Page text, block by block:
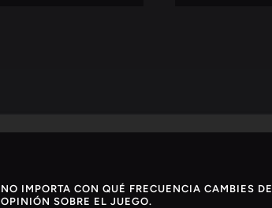
NO IMPORTA CON QUÉ FRECUENCIA CAMBIES DE
OPINIÓN SOBRE EL JUEGO.